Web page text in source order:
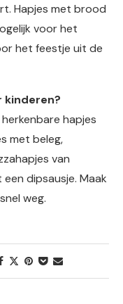
Hapjes met brood
voor het
het feestje uit de
kinderen?
hapjes
met beleg,
van
dipsausje. Maak
weg.